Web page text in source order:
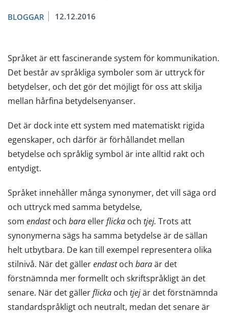
BLOGGAR 12.12.2016
Språket är ett fascinerande system för kommunikation.
Det består av språkliga symboler som är uttryck för
betydelser, och det gör det möjligt för oss att skilja
mellan hårfina betydelsenyanser.
Det är dock inte ett system med matematiskt rigida
egenskaper, och därför är förhållandet mellan
betydelse och språklig symbol är inte alltid rakt och
entydigt.
Språket innehåller många synonymer, det vill säga ord
och uttryck med samma betydelse,
som endastoch bara ellerflicka och tjej. Trots att
synonymerna sägs ha samma betydelse är de sällan
helt utbytbara. De kan till exempel representera olika
stilnivå. När det gällerendastoch baraär det
förstnämnda mer formellt och skriftspråkligt än det
senare. När det gällerflicka och tjejär det förstnämnda
standardspråkligt och neutralt, medan det senare är